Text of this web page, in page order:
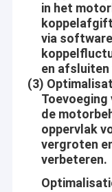
Gelijkstroom-
Gelijkstroom-
Micro-
Gelijkstroom-
Gelijkstroom-
in het
via
en afsluiten
(3)
Toevoeging
de
oppervlak
vergroten
verbeteren.
wij de standaard
Wij behandelen elke
ononderbroken doen
maken de
Innovatief:
Aslong houdt nooit
veranderende eisen
eis van die klant zijn
Wij houden nooit op